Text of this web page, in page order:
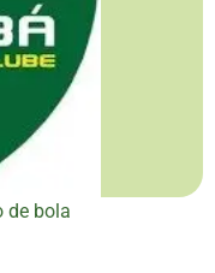
de bola